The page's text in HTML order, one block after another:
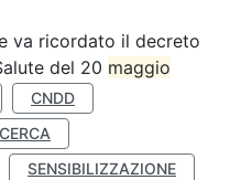
va ricordato il decreto
del 20 maggio
CNDD
SENSIBILIZZAZIONE